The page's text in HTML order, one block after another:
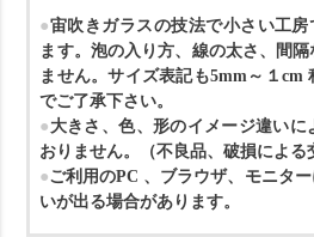
宙吹きガラスの技法で小さい工
ます。泡の入り方、線の太さ、間
ません。サイズ表記も5mm～１cm
でご了承下さい。
大きさ、色、形のイメージ違いに
おりません。
（不良品、破損による
ご利用のPC 、ブラウザ、モニタ
いが出る場合があります。